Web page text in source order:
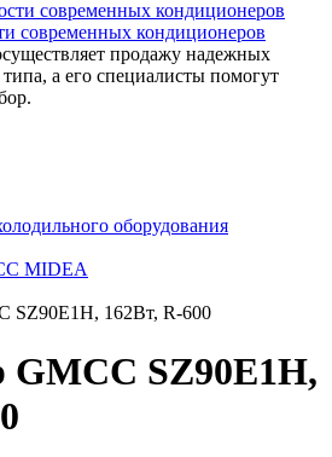
современных кондиционеров
продажу надежных
а его специалисты помогут
оборудования
MIDEA
SZ90E1H, 162Вт, R-600
GMCC SZ90E1H,